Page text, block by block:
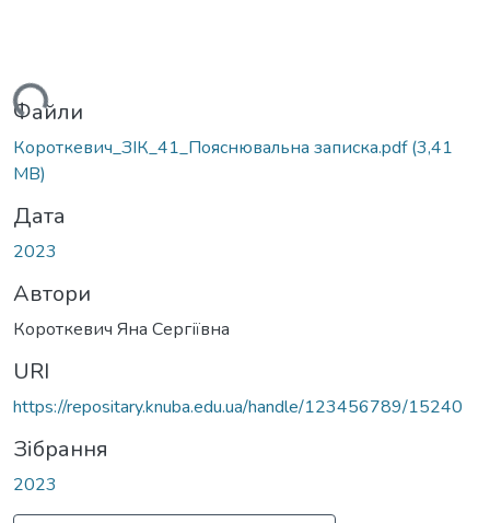
Файли
Короткевич_ЗІК_41_Пояснювальна записка.pdf(3,41
MB)
Дата
2023
Автори
Короткевич Яна Сергіївна
URI
https://repositary.knuba.edu.ua/handle/123456789/15240
Зібрання
2023